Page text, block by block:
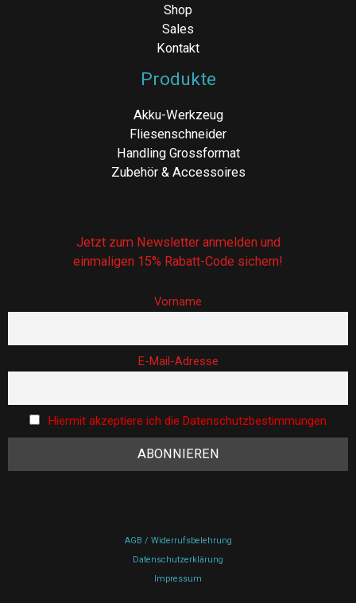
Shop
Sales
Kontakt
Produkte
Akku-Werkzeug
Fliesenschneider
Handling Grossformat
Zubehör & Accessoires
Jetzt zum Newsletter anmelden und
einmaligen 15% Rabatt-Code sichern!
Vorname
E-Mail-Adresse
Hiermit akzeptiere ich die Datenschutzbestimmungen
AGB / Widerrufsbelehrung
Datenschutzerklärung
Impressum